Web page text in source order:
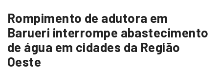
Rompimento de adutora em
Barueri interrompe abastecimento
de água em cidades da Região
Oeste